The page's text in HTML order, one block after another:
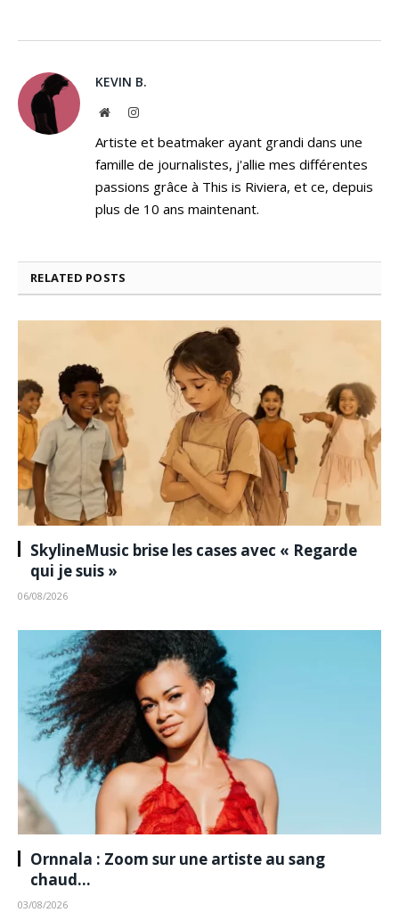
KEVIN B.
WebsiteInstagram
Artiste et beatmaker ayant grandi dans une
famille de journalistes, j'allie mes différentes
passions grâce à This is Riviera, et ce, depuis
plus de 10 ans maintenant.
RELATED POSTS
SkylineMusic brise les cases avec « Regarde
qui je suis »
06/08/2026
Ornnala : Zoom sur une artiste au sang
chaud…
03/08/2026